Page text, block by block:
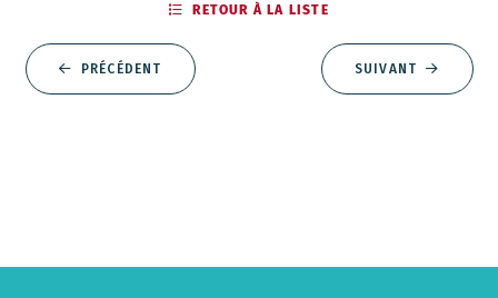
PRÉCÉDENT
RETOUR À LA LISTE
SUIVANT